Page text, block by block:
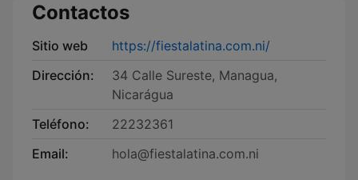
Contactos
Sitio web
https://fiestalatina.com.ni/
Dirección:
34 Calle Sureste, Managua,
Nicarágua
Teléfono:
22232361
Email:
hola@fiestalatina.com.ni